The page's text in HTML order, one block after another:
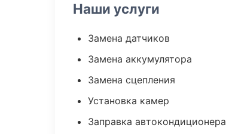
Наши услуги
Замена датчиков
Замена аккумулятора
Замена сцепления
Установка камер
Заправка автокондиционера